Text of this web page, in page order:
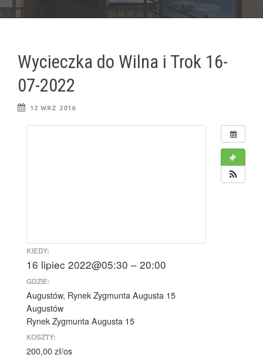
Wycieczka do Wilna i Trok 16-
07-2022
12 WRZ 2016
KIEDY:
16 lipiec 2022@05:30 – 20:00
GDZIE:
Augustów, Rynek Zygmunta Augusta 15
Augustów
Rynek Zygmunta Augusta 15
KOSZTY:
200,00 zł/os